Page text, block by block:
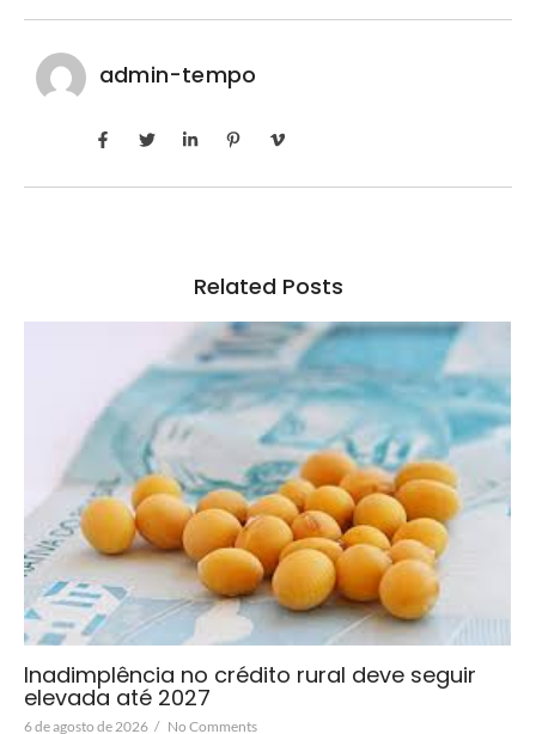
admin-tempo
Related Posts
Inadimplência no crédito rural deve seguir
elevada até 2027
6 de agosto de 2026 / No Comments